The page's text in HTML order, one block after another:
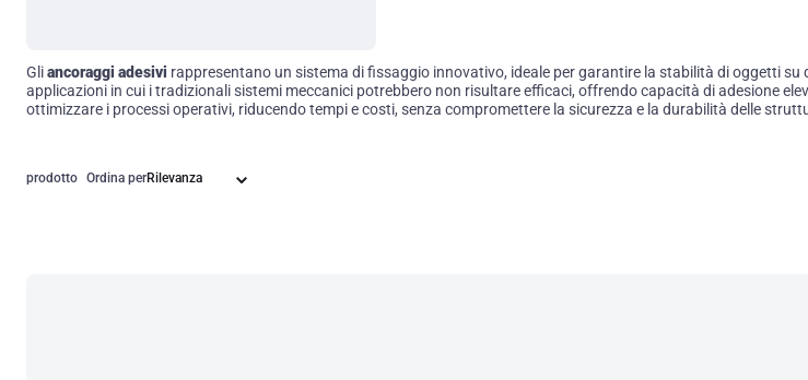
Gliancoraggi adesivi rappresentano un sistema di fissaggio innovativo, ideale per garantire la stabilità di oggetti
applicazioni in cui i tradizionali sistemi meccanici potrebbero non risultare efficaci, offrendo capacità di adesione
ottimizzare i processi operativi, riducendo tempi e costi, senza compromettere la sicurezza e la durabilità delle
prodotto Ordina per